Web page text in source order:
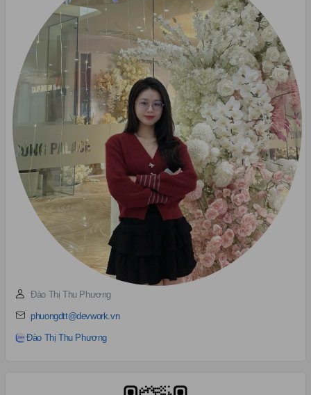
Đào Thị Thu Phương
phuongdtt@devwork.vn
Đào Thị Thu Phương